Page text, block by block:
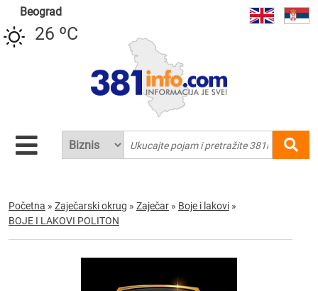
Beograd
26 ºC
Početna » Zaječarski okrug » Zaječar » Boje i lakovi »
BOJE I LAKOVI POLITON